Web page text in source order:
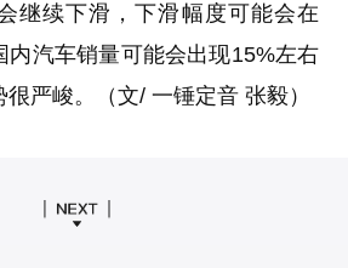
继续下滑，下滑幅度可能会在
内汽车销量可能会出现15%左右
严峻。（文/ 一锤定音 张毅）